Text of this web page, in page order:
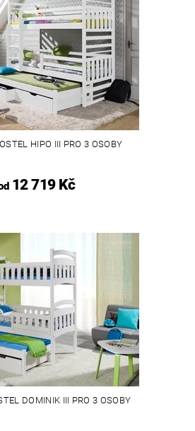
HIPO III PRO 3 OSOBY
12 719 Kč
DOMINIK III PRO 3 OSOBY